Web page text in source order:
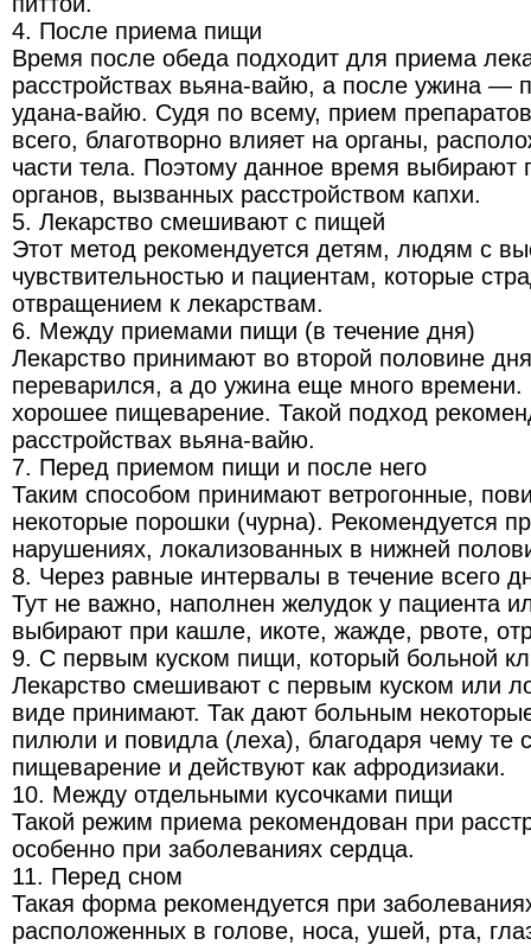
4. После приема пищи
Время после обеда подходит для приема
расстройствах вьяна-вайю, а после ужина —
удана‑вайю. Судя по всему, прием
всего, благотворно влияет на органы,
части тела. Поэтому данное время выбирают
органов, вызванных расстройством капхи.
5. Лекарство смешивают с пищей
Этот метод рекомендуется детям, людям с
чувствительностью и пациентам, которые
отвращением к лекарствам.
6. Между приемами пищи (в течение дня)
Лекарство принимают во второй половине
переварился, а до ужина еще много
хорошее пищеварение. Такой подход
расстройствах вьяна-вайю.
7. Перед приемом пищи и после него
Таким способом принимают ветрогонные,
некоторые порошки (чурна). Рекомендуется
нарушениях, локализованных в нижней
8. Через равные интервалы в течение всего
Тут не важно, наполнен желудок у пациента
выбирают при кашле, икоте, жажде, рвоте,
9. С первым куском пищи, который больной
Лекарство смешивают с первым куском или
виде принимают. Так дают больным
пилюли и повидла (леха), благодаря чему те
пищеварение и действуют как афродизиаки.
10. Между отдельными кусочками пищи
Такой режим приема рекомендован при
особенно при заболеваниях сердца.
11. Перед сном
Такая форма рекомендуется при
расположенных в голове, носа, ушей, рта,